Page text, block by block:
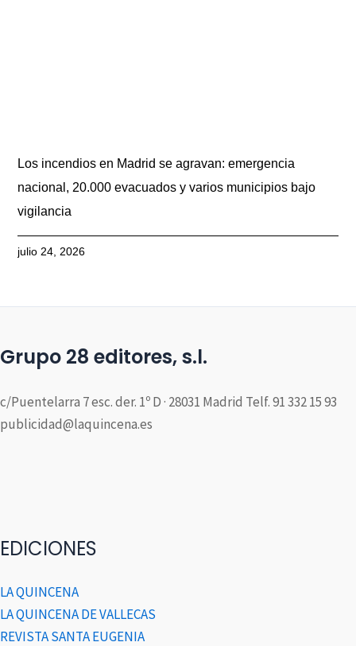
Los incendios en Madrid se agravan: emergencia
nacional, 20.000 evacuados y varios municipios bajo
vigilancia
julio 24, 2026
Grupo 28 editores, s.l.
c/Puentelarra 7 esc. der. 1º D · 28031 Madrid Telf. 91 332 15 93
publicidad@laquincena.es
EDICIONES
LA QUINCENA
LA QUINCENA DE VALLECAS
REVISTA SANTA EUGENIA